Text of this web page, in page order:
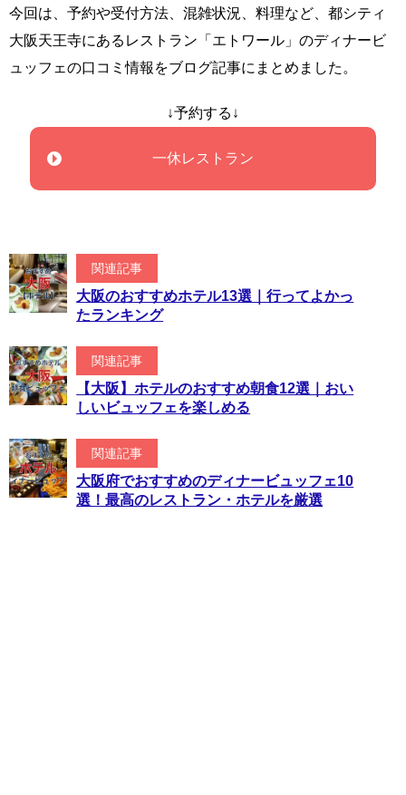
今回は、予約や受付方法、混雑状況、料理など、都シティ
大阪天王寺にあるレストラン「エトワール」のディナービ
ュッフェの口コミ情報をブログ記事にまとめました。
↓予約する↓
一休レストラン
関連記事
大阪のおすすめホテル13選｜行ってよかっ
たランキング
関連記事
【大阪】ホテルのおすすめ朝食12選｜おい
しいビュッフェを楽しめる
関連記事
大阪府でおすすめのディナービュッフェ10
選！最高のレストラン・ホテルを厳選